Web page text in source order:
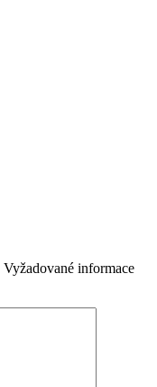
Vyžadované informace